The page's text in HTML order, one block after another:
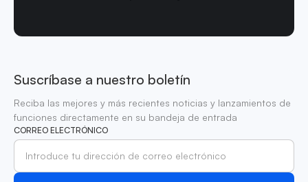
Suscríbase a nuestro boletín
Reciba las mejores y más recientes noticias y lanzamientos de
funciones directamente en su bandeja de entrada
CORREO ELECTRÓNICO